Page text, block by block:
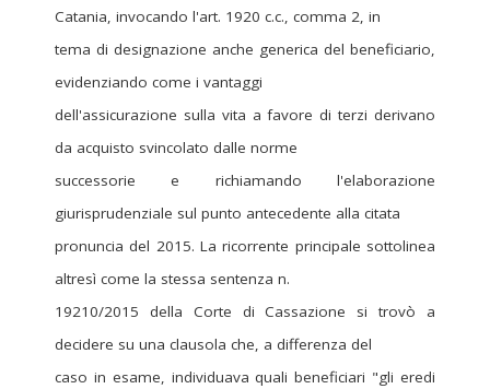
Catania, invocando l'art. 1920 c.c., comma 2, in
tema di designazione anche generica del beneficiario,
evidenziando come i vantaggi
dell'assicurazione sulla vita a favore di terzi derivano
da acquisto svincolato dalle norme
successorie e richiamando l'elaborazione
giurisprudenziale sul punto antecedente alla citata
pronuncia del 2015. La ricorrente principale sottolinea
altresì come la stessa sentenza n.
19210/2015 della Corte di Cassazione si trovò a
decidere su una clausola che, a differenza del
caso in esame, individuava quali beneficiari "gli eredi